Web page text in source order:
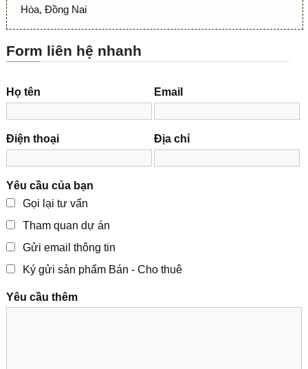
Hòa, Đồng Nai
Form liên hệ nhanh
Họ tên Email
Điện thoại Địa chỉ
Yêu cầu của bạn
Gọi lại tư vấn
Tham quan dự án
Gửi email thông tin
Ký gửi sản phẩm Bán - Cho thuê
Yêu cầu thêm